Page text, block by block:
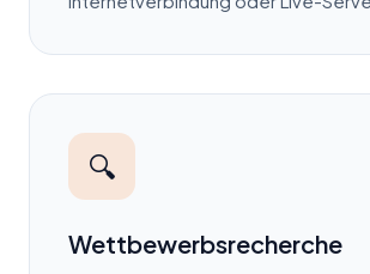
🔍
Wettbewerbsrecherche